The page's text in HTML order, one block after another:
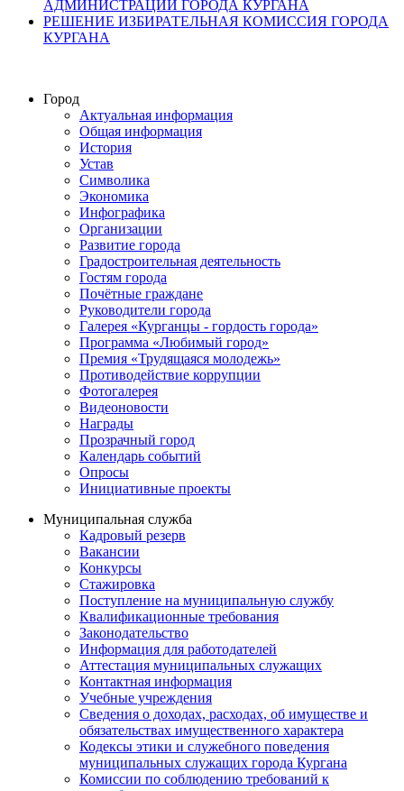
АДМИНИСТРАЦИИ ГОРОДА КУРГАНА
РЕШЕНИЕ ИЗБИРАТЕЛЬНАЯ КОМИССИЯ ГОРОДА
КУРГАНА
Город
Актуальная информация
Общая информация
История
Устав
Символика
Экономика
Инфографика
Организации
Развитие города
Градостроительная деятельность
Гостям города
Почётные граждане
Руководители города
Галерея «Курганцы - гордость города»
Программа «Любимый город»
Премия «Трудящаяся молодежь»
Противодействие коррупции
Фотогалерея
Видеоновости
Награды
Прозрачный город
Календарь событий
Опросы
Инициативные проекты
Муниципальная служба
Кадровый резерв
Вакансии
Конкурсы
Стажировка
Поступление на муниципальную службу
Квалификационные требования
Законодательство
Информация для работодателей
Аттестация муниципальных служащих
Контактная информация
Учебные учреждения
Сведения о доходах, расходах, об имуществе и
обязательствах имущественного характера
Кодексы этики и служебного поведения
муниципальных служащих города Кургана
Комиссии по соблюдению требований к